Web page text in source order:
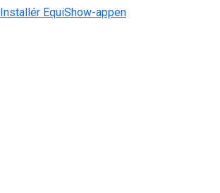
Installér EquiShow-appen